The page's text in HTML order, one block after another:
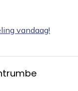
vandaag!